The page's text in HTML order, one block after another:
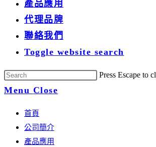
產品應用
代理品牌
聯絡我們
Toggle website search
Press Escape to
Menu Close
首頁
公司簡介
產品應用